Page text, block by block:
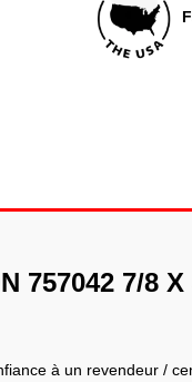
757042 7/8 X
à un revendeur /